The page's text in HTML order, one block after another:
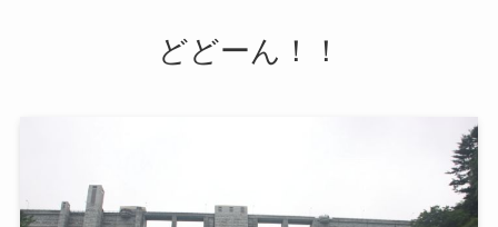
どどーん！！